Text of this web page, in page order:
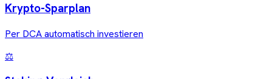
Krypto-Sparplan
Per DCA automatisch investieren
⚖️